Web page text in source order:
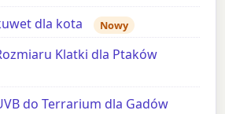
dla kota Nowy
Klatki dla Ptaków
do Terrarium dla Gadów